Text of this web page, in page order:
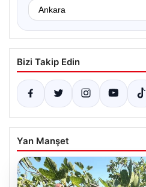
Bizi Takip Edin
Yan Manşet